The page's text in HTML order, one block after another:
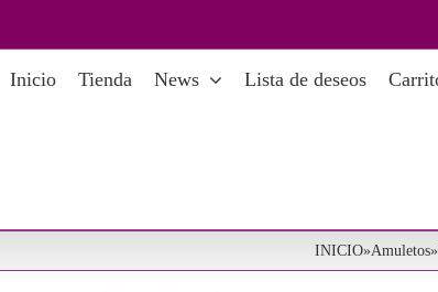
Inicio Tienda News Lista de deseos
INICIO»Amuletos»